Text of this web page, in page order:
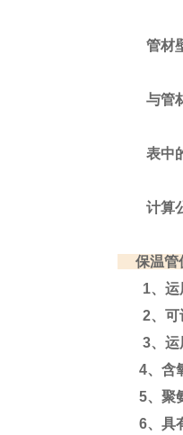
管材壁
与管材
表中的
计算公
保温管
1、运用
2、可设
3、运用
4、含氧
5、聚氨
6、具有